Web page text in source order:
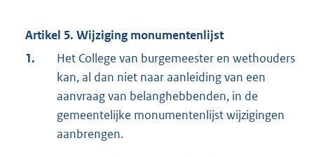
Artikel 5. Wijziging monumentenlijst
1.
Het College van burgemeester en wethouders
kan, al dan niet naar aanleiding van een
aanvraag van belanghebbenden, in de
gemeentelijke monumentenlijst wijzigingen
aanbrengen.